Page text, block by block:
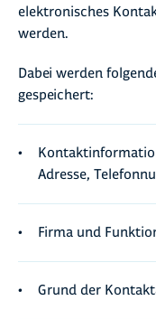
elektronisches
werden.
Dabei werden
gespeichert:
Adresse,
Firma und
Grund der